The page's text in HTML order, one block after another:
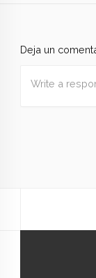
Deja un
Guardar mi